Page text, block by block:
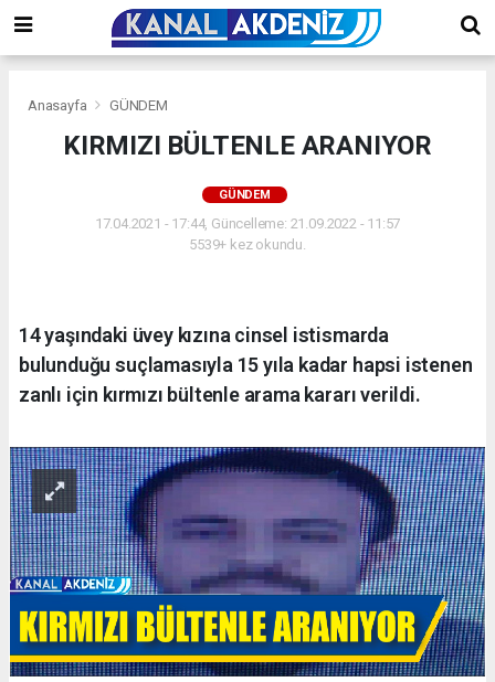
Anasayfa GÜNDEM
KIRMIZI BÜLTENLE ARANIYOR
GÜNDEM
17.04.2021 - 17:44, Güncelleme: 21.09.2022 - 11:57
5539+ kez okundu.
14 yaşındaki üvey kızına cinsel istismarda
bulunduğu suçlamasıyla 15 yıla kadar hapsi istenen
zanlı için kırmızı bültenle arama kararı verildi.